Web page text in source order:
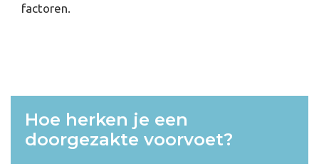
factoren.
Hoe herken je een
doorgezakte voorvoet?